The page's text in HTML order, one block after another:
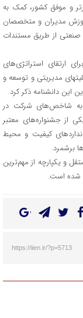
و موفق کشور، کمک به
مدیران و متخصصان
از طریق مستندات
ارتقای استراتژی‌های
مدیریتی و توسعه و
این دانشنامه ذکر کرد.
به شاخص‌های شرکت در
از جشنواره‌های معتبر
کیفیت و محیط
برشمرد.
و یا ویژه مستقل و یکپارچه از مهم‌ترین
شده است.
https://iien.ir/?p=5713